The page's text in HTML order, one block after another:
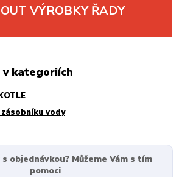
VÝROBKY ŘADY
v kategoriích
vody
objednávkou? Můžeme Vám s tím
pomoci